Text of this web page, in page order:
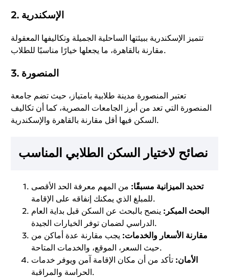
2. الإسكندرية
تتميز الإسكندرية ببيئتها الساحلية الجميلة وتكاليفها المعقولة
مقارنة بالقاهرة، ما يجعلها خيارًا مناسبًا للطلاب.
3. المنصورة
تعتبر المنصورة مدينة طلابية بامتياز، حيث تضم جامعة
المنصورة التي تعد من أبرز الجامعات المصرية، كما أن تكاليف
السكن فيها أقل مقارنة بالقاهرة والإسكندرية.
نصائح لاختيار السكن الطلابي المناسب
تحديد الميزانية مسبقًا: من المهم معرفة الحد الأقصى
للمبلغ الذي يمكنك إنفاقه على الإقامة.
البحث المبكر: ينصح بالبحث عن السكن قبل بداية العام
الدراسي لضمان توفر الخيارات الجيدة.
مقارنة الأسعار والخدمات: يجب مقارنة عدة أماكن من
حيث السعر، الموقع، والخدمات المتاحة.
الأمان: تأكد من أن مكان الإقامة آمن ويوفر خدمات
الحراسة والمراقبة.